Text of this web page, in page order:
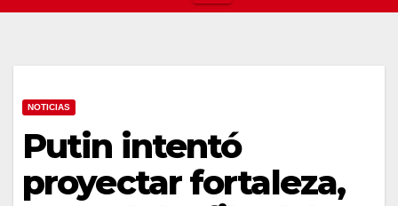
NOTICIAS
Putin intentó
proyectar fortaleza,